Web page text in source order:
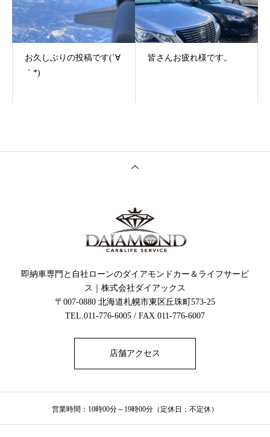
お久しぶりの投稿です(´∀
｀*)
皆さんお疲れ様です。
即納車専門と自社ローンのダイアモンドカー＆ライフサービ
ス｜株式会社ダイアックス
〒007-0880 北海道札幌市東区丘珠町573-25
TEL.011-776-6005 / FAX.011-776-6007
店舗アクセス
営業時間：10時00分～19時00分（定休日：不定休）